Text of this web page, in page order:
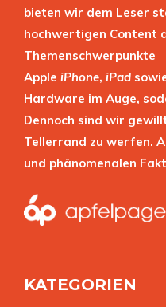
bieten wir dem Leser
hochwertigen Content
Themenschwerpunkte
Apple iPhone, iPad
Hardware im Auge,
Dennoch sind wir
Tellerrand zu werfen.
und phänomenalen
KATEGORIEN